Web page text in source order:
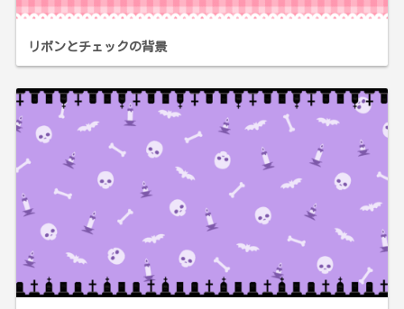
リボンとチェックの背景